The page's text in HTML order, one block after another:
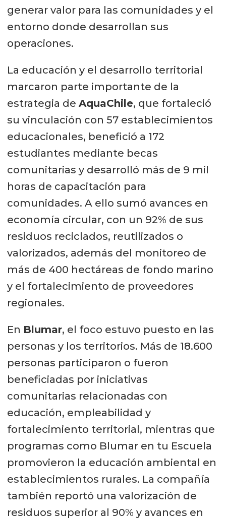
generar valor para las comunidades y el
entorno donde desarrollan sus
operaciones.
La educación y el desarrollo territorial
marcaron parte importante de la
estrategia de AquaChile, que fortaleció
su vinculación con 57 establecimientos
educacionales, benefició a 172
estudiantes mediante becas
comunitarias y desarrolló más de 9 mil
horas de capacitación para
comunidades. A ello sumó avances en
economía circular, con un 92% de sus
residuos reciclados, reutilizados o
valorizados, además del monitoreo de
más de 400 hectáreas de fondo marino
y el fortalecimiento de proveedores
regionales.
En Blumar, el foco estuvo puesto en las
personas y los territorios. Más de 18.600
personas participaron o fueron
beneficiadas por iniciativas
comunitarias relacionadas con
educación, empleabilidad y
fortalecimiento territorial, mientras que
programas como Blumar en tu Escuela
promovieron la educación ambiental en
establecimientos rurales. La compañía
también reportó una valorización de
residuos superior al 90% y avances en